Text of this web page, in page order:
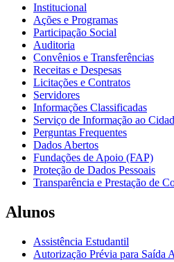
Institucional
Ações e Programas
Participação Social
Auditoria
Convênios e Transferências
Receitas e Despesas
Licitações e Contratos
Servidores
Informações Classificadas
Serviço de Informação ao
Perguntas Frequentes
Dados Abertos
Fundações de Apoio (FAP)
Proteção de Dados Pessoais
Transparência e Prestação de
Alunos
Assistência Estudantil
Autorização Prévia para Saída